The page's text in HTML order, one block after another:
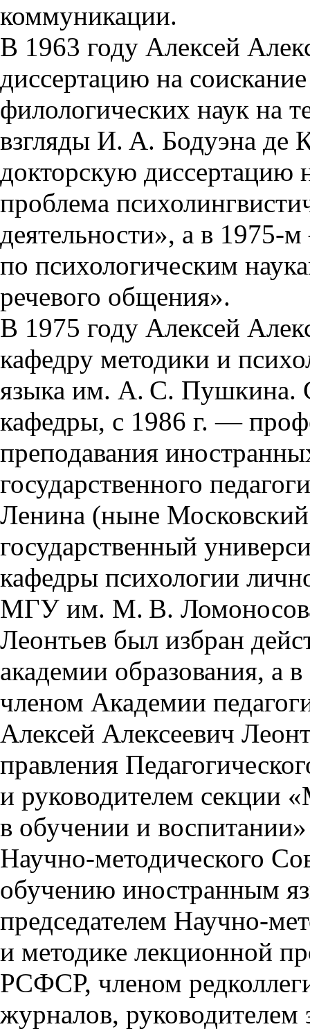
коммуникации.
В 1963 году Алексей
диссертацию на
филологических наук на
взгляды И. А. Бодуэна де
докторскую диссертацию
проблема
деятельности», а в
по психологическим
речевого общения».
В 1975 году Алексей
кафедру методики и
языка им. А. С. Пушкина.
кафедры, с 1986 г. —
преподавания
государственного
Ленина (ныне Московский
государственный
кафедры психологии
МГУ им. М. В.
Леонтьев был избран
академии образования, а
членом Академии
Алексей Алексеевич
правления
и руководителем секции
в обучении и
Научно-методического
обучению иностранным
председателем Научно-
и методике лекционной
РСФСР, членом
журналов, руководителем